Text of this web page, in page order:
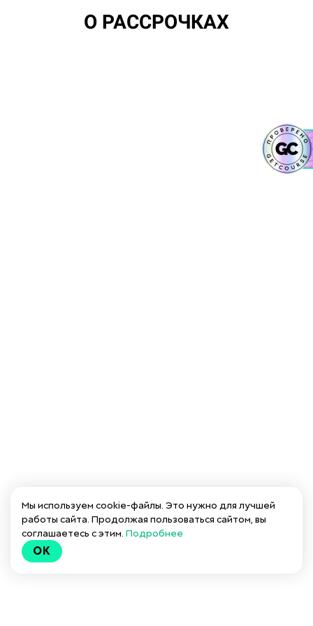
О РАССРОЧКАХ
Мы используем cookie-файлы. Это нужно для лучшей
работы сайта. Продолжая пользоваться сайтом, вы
соглашаетесь с этим. Подробнее
OK